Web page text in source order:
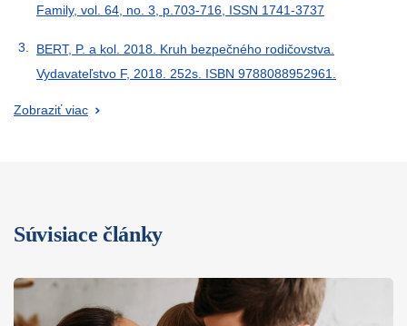
Family, vol. 64, no. 3, p.703-716, ISSN 1741-3737
BERT, P. a kol. 2018. Kruh bezpečného rodičovstva.
Vydavateľstvo F, 2018. 252s. ISBN 9788088952961.
Zobraziť viac
Súvisiace články